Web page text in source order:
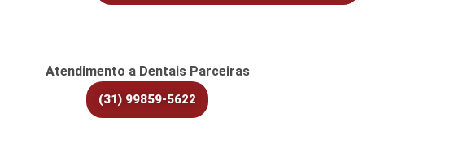
Atendimento a Dentais Parceiras
(31) 99859-5622